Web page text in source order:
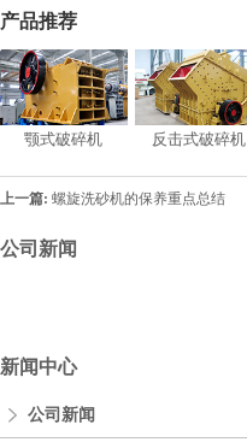
产品推荐
颚式破碎机 反击式破碎机
上一篇: 螺旋洗砂机的保养重点总结
公司新闻
新闻中心
公司新闻